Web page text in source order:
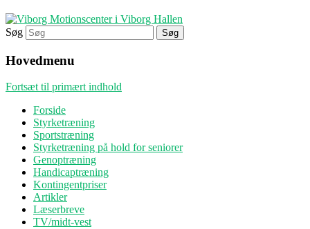
Søg
Hovedmenu
Fortsæt til primært indhold
Forside
Styrketræning
Sportstræning
Styrketræning på hold for seniorer
Genoptræning
Handicaptræning
Kontingentpriser
Artikler
Læserbreve
TV/midt-vest